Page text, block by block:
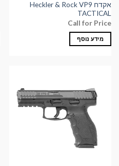
אקדח Heckler & Rock VP9
TACTICAL
Call for Price
מידע נוסף